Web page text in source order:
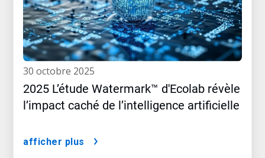
30 octobre 2025
2025 L’étude Watermark™ d'Ecolab révèle
l’impact caché de l’intelligence artificielle
afficher plus